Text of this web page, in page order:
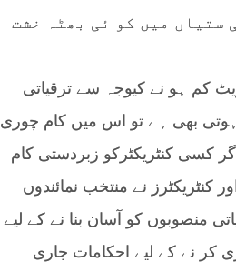
ستیاں میں کو ئی بھٹہ خشت
کم ہو نے کیوجہ سے ترقیاتی
بھی ہے تو اس میں کام چوری
کسی کنٹریکٹرکو زبردستی کام
کنٹریکٹرز نے منتخب نمائندوں
منصوبوں کو آسان بنا نے کے لیے
کر نے کے لیے احکامات جاری